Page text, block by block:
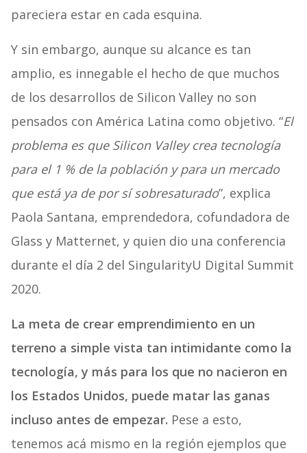
pareciera estar en cada esquina.
Y sin embargo, aunque su alcance es tan
amplio, es innegable el hecho de que muchos
de los desarrollos de Silicon Valley no son
pensados con América Latina como objetivo. “El
problema es que Silicon Valley crea tecnología
para el 1 % de la población y para un mercado
que está ya de por sí sobresaturado”, explica
Paola Santana, emprendedora, cofundadora de
Glass y Matternet, y quien dio una conferencia
durante el día 2 del SingularityU Digital Summit
2020.
La meta de crear emprendimiento en un
terreno a simple vista tan intimidante como la
tecnología, y más para los que no nacieron en
los Estados Unidos, puede matar las ganas
incluso antes de empezar. Pese a esto,
tenemos acá mismo en la región ejemplos que